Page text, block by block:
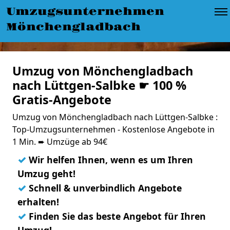
Umzugsunternehmen
Mönchengladbach
Umzug von Mönchengladbach
nach Lüttgen-Salbke ☛ 100 %
Gratis-Angebote
Umzug von Mönchengladbach nach Lüttgen-Salbke :
Top-Umzugsunternehmen - Kostenlose Angebote in
1 Min. ➨ Umzüge ab 94€
✓ Wir helfen Ihnen, wenn es um Ihren
Umzug geht!
✓ Schnell & unverbindlich Angebote
erhalten!
✓ Finden Sie das beste Angebot für Ihren